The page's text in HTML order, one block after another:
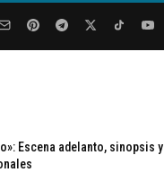
Escena adelanto, sinopsis y